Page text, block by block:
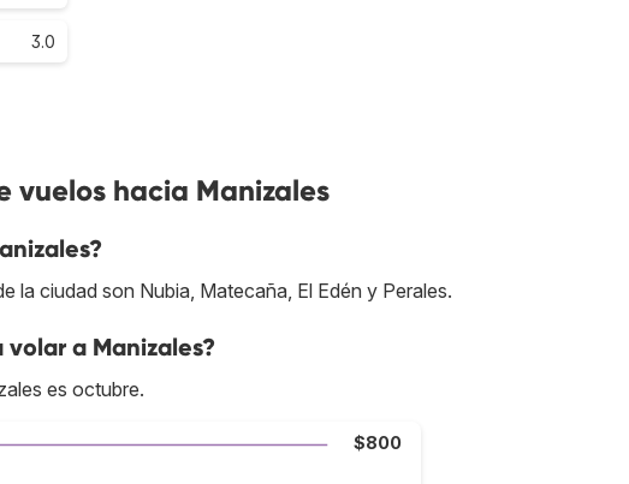
3.0
vuelos hacia Manizales
la ciudad son Nubia, Matecaña, El Edén y Perales.
volar a Manizales?
es octubre.
$800